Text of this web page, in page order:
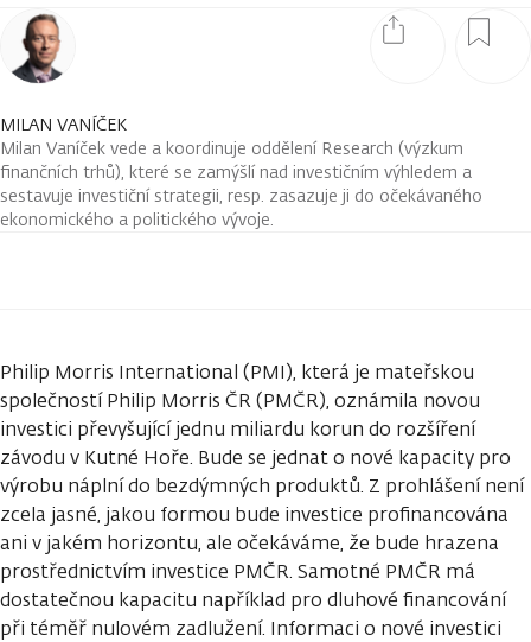
MILAN VANÍČEK
Milan Vaníček vede a koordinuje oddělení Research (výzkum
finančních trhů), které se zamýšlí nad investičním výhledem a
sestavuje investiční strategii, resp. zasazuje ji do očekávaného
ekonomického a politického vývoje.
Philip Morris International (PMI), která je mateřskou
společností Philip Morris ČR (PMČR), oznámila novou
investici převyšující jednu miliardu korun do rozšíření
závodu v Kutné Hoře. Bude se jednat o nové kapacity pro
výrobu náplní do bezdýmných produktů. Z prohlášení není
zcela jasné, jakou formou bude investice profinancována
ani v jakém horizontu, ale očekáváme, že bude hrazena
prostřednictvím investice PMČR. Samotné PMČR má
dostatečnou kapacitu například pro dluhové financování
při téměř nulovém zadlužení. Informaci o nové investici